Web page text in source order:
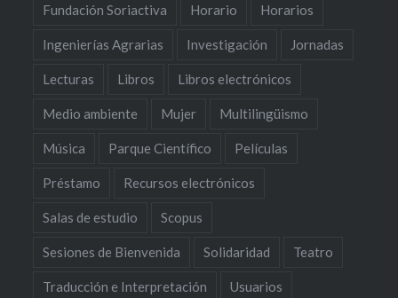
Fundación Soriactiva Horario Horarios
Ingenierías Agrarias Investigación Jornadas
Lecturas Libros Libros electrónicos
Medio ambiente Mujer Multilingüismo
Música Parque Científico Películas
Préstamo Recursos electrónicos
Salas de estudio Scopus
Sesiones de Bienvenida Solidaridad Teatro
Traducción e Interpretación Usuarios